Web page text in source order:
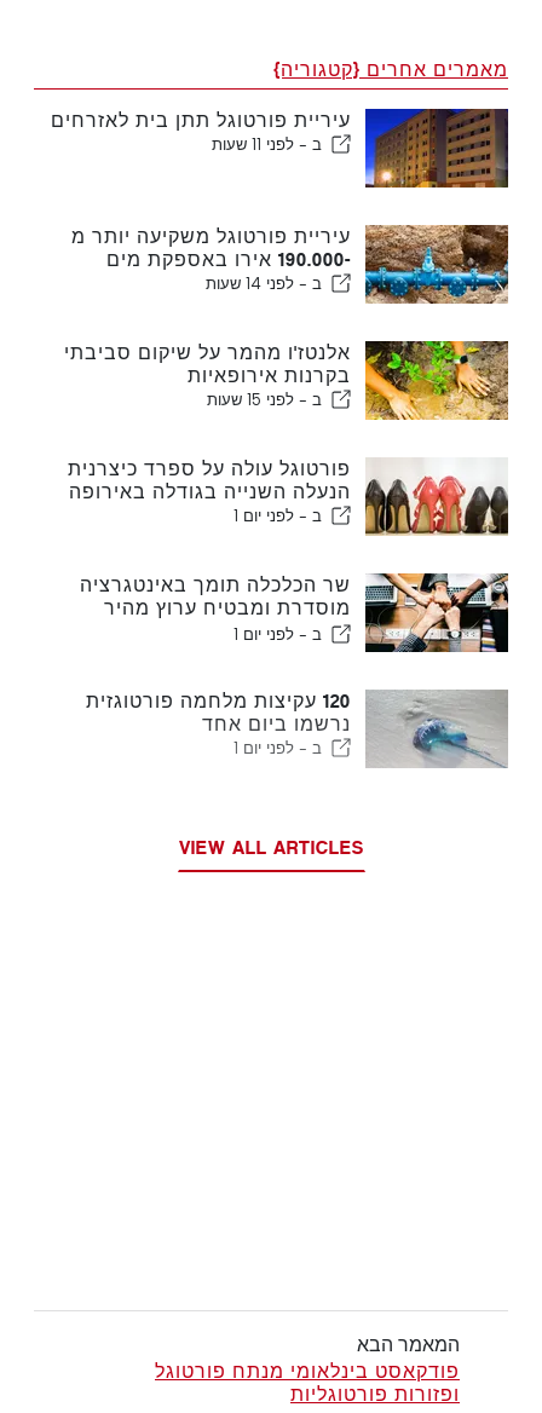
מאמרים אחרים {קטגוריה}
עיריית פורטוגל תתן בית לאזרחים
ב - לפני 11 שעות
עיריית פורטוגל משקיעה יותר מ
-190.000 אירו באספקת מים
ב - לפני 14 שעות
אלנטז'ו מהמר על שיקום סביבתי
בקרנות אירופאיות
ב - לפני 15 שעות
פורטוגל עולה על ספרד כיצרנית
הנעלה השנייה בגודלה באירופה
ב - לפני יום 1
שר הכלכלה תומך באינטגרציה
מוסדרת ומבטיח ערוץ מהיר
לעולים
ב - לפני יום 1
120 עקיצות מלחמה פורטוגזית
נרשמו ביום אחד
ב - לפני יום 1
VIEW ALL ARTICLES
המאמר הבא
פודקאסט בינלאומי מנתח פורטוגל
ופזורות פורטוגליות